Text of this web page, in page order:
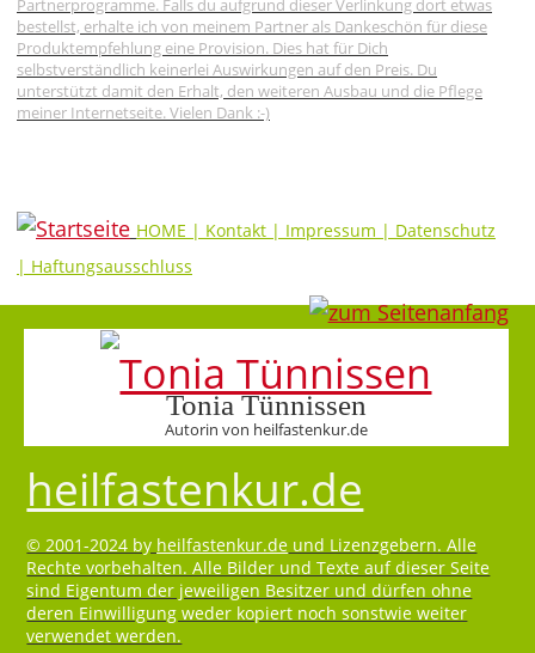
Partnerprogramme. Falls du aufgrund dieser Verlinkung dort etwas
bestellst, erhalte ich von meinem Partner als Dankeschön für diese
Produktempfehlung eine Provision. Dies hat für Dich
selbstverständlich keinerlei Auswirkungen auf den Preis. Du
unterstützt damit den Erhalt, den weiteren Ausbau und die Pflege
meiner Internetseite. Vielen Dank :-)
HOME | Kontakt | Impressum | Datenschutz
| Haftungsausschluss
Tonia Tünnissen
Autorin von heilfastenkur.de
heilfastenkur.de
© 2001-2024 by heilfastenkur.de und Lizenzgebern. Alle
Rechte vorbehalten. Alle Bilder und Texte auf dieser Seite
sind Eigentum der jeweiligen Besitzer und dürfen ohne
deren Einwilligung weder kopiert noch sonstwie weiter
verwendet werden.